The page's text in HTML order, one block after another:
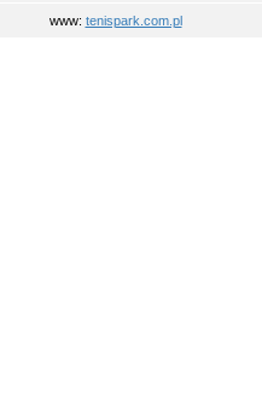
www: tenispark.com.pl